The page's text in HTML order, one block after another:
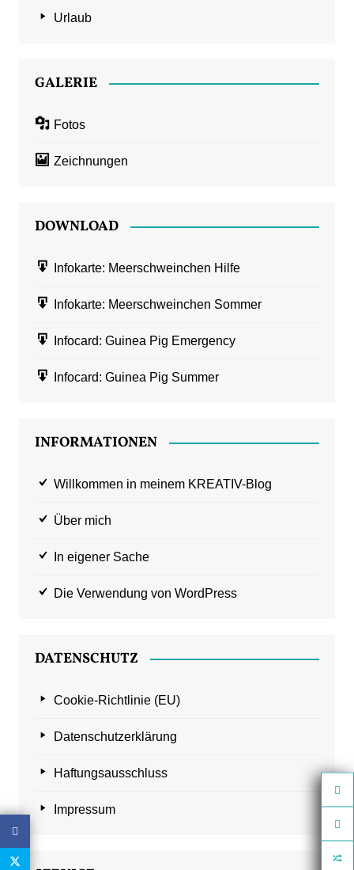
Urlaub
GALERIE
Fotos
Zeichnungen
DOWNLOAD
Infokarte: Meerschweinchen Hilfe
Infokarte: Meerschweinchen Sommer
Infocard: Guinea Pig Emergency
Infocard: Guinea Pig Summer
INFORMATIONEN
Willkommen in meinem KREATIV-Blog
Über mich
In eigener Sache
Die Verwendung von WordPress
DATENSCHUTZ
Cookie-Richtlinie (EU)
Datenschutzerklärung
Haftungsausschluss
Impressum